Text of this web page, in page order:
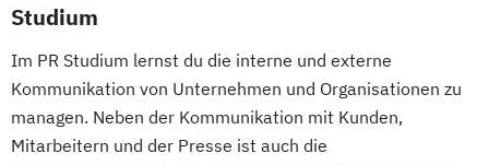
Studium
Im PR Studium lernst du die interne und externe
Kommunikation von Unternehmen und Organisationen zu
managen. Neben der Kommunikation mit Kunden,
Mitarbeitern und der Presse ist auch die